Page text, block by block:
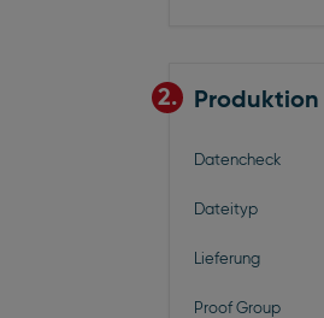
2. Produktion
Datencheck
Dateityp
Lieferung
Proof Group